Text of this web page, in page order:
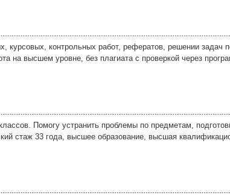
курсовых, контрольных работ, рефератов, решении задач
на высшем уровне, без плагиата с проверкой через
Помогу устранить проблемы по предметам,
стаж 33 года, высшее образование, высшая